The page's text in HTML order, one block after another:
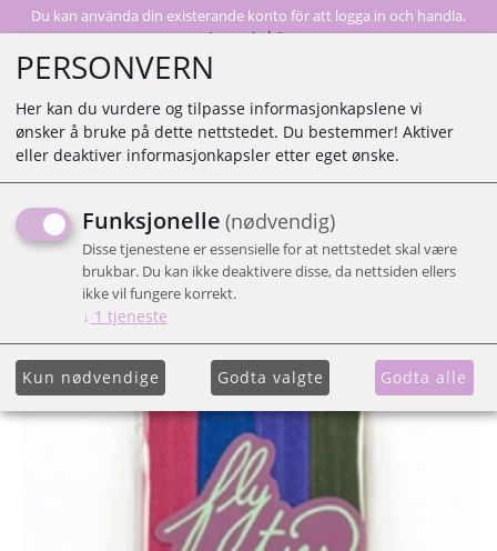
Du kan använda din existerande konto för att logga in och handla.
Logga in här
FLY TIES JEWEL
PERSONVERN
Her kan du vurdere og tilpasse informasjonkapslene vi
ønsker å bruke på dette nettstedet. Du bestemmer! Aktiver
eller deaktiver informasjonkapsler etter eget ønske.
Funksjonelle (nødvendig)
Disse tjenestene er essensielle for at nettstedet skal være
brukbar. Du kan ikke deaktivere disse, da nettsiden ellers
ikke vil fungere korrekt.
↓ 1 tjeneste
Kun nødvendige Godta valgte Godta alle